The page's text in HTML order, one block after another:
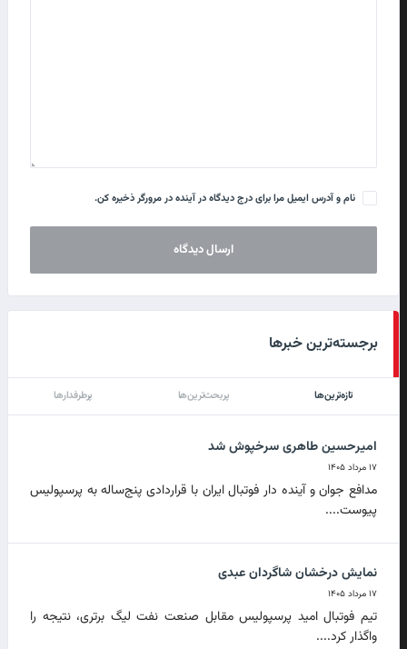
نام و آدرس ایمیل مرا برای درج دیدگاه در آینده در مرورگر ذخیره کن.
برجسته‌ترین خبرها
تازه‌ترین‌ها پربحث‌ترین‌ها پرطرفدارها
امیرحسین طاهری سرخپوش شد
۱۷ مرداد ۱۴۰۵
مدافع جوان و آینده دار فوتبال ایران با قراردادی پنج‌ساله به پرسپولیس
پیوست....
نمایش درخشان شاگردان عبدی
۱۷ مرداد ۱۴۰۵
تیم فوتبال امید پرسپولیس مقابل صنعت نفت لیگ برتری، نتیجه را
واگذار کرد....